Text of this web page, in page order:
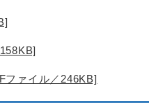
ァイル／246KB]